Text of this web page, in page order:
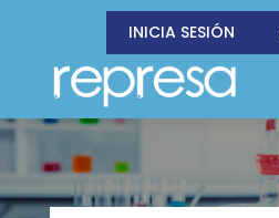
INICIA SESIÓN